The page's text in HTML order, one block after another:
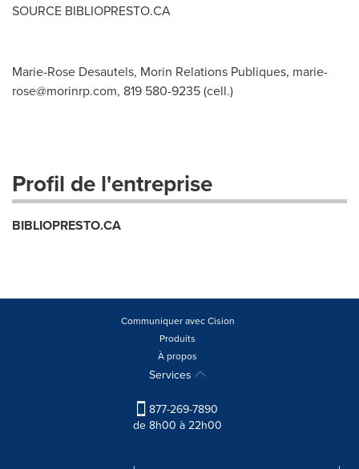
SOURCE BIBLIOPRESTO.CA
Marie-Rose Desautels, Morin Relations Publiques, marie-
rose@morinrp.com, 819 580-9235 (cell.)
Profil de l'entreprise
BIBLIOPRESTO.CA
Communiquer avec Cision
Produits
À propos
Services
877-269-7890
de 8h00 à 22h00